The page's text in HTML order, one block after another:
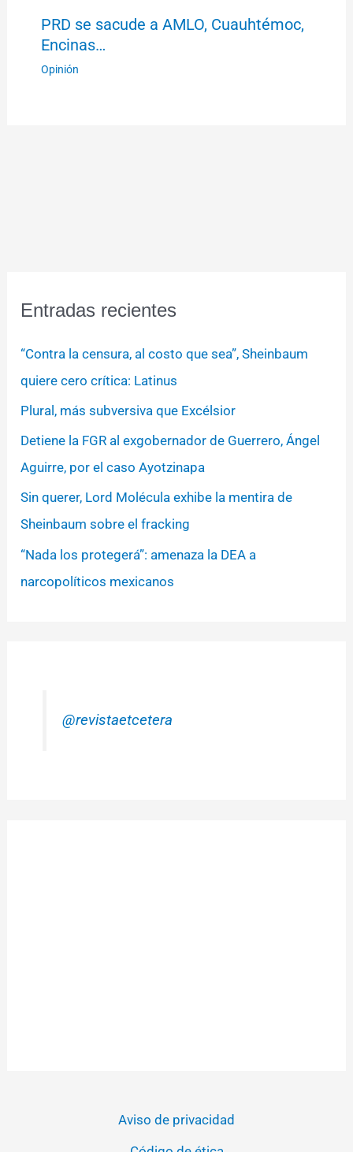
PRD se sacude a AMLO, Cuauhtémoc,
Encinas…
Opinión
Entradas recientes
“Contra la censura, al costo que sea”, Sheinbaum
quiere cero crítica: Latinus
Plural, más subversiva que Excélsior
Detiene la FGR al exgobernador de Guerrero, Ángel
Aguirre, por el caso Ayotzinapa
Sin querer, Lord Molécula exhibe la mentira de
Sheinbaum sobre el fracking
“Nada los protegerá”: amenaza la DEA a
narcopolíticos mexicanos
@revistaetcetera
Aviso de privacidad